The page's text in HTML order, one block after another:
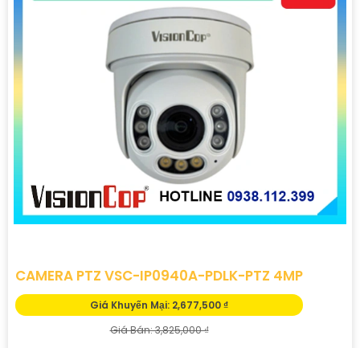
CAMERA PTZ VSC-IP0940A-PDLK-PTZ 4MP
Giá Khuyến Mại: 2,677,500 ₫
Giá Bán: 3,825,000 ₫